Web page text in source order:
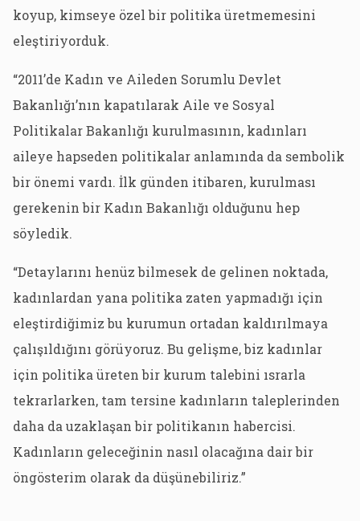
koyup, kimseye özel bir politika üretmemesini
eleştiriyorduk.
“2011’de Kadın ve Aileden Sorumlu Devlet
Bakanlığı’nın kapatılarak Aile ve Sosyal
Politikalar Bakanlığı kurulmasının, kadınları
aileye hapseden politikalar anlamında da sembolik
bir önemi vardı. İlk günden itibaren, kurulması
gerekenin bir Kadın Bakanlığı olduğunu hep
söyledik.
“Detaylarını henüz bilmesek de gelinen noktada,
kadınlardan yana politika zaten yapmadığı için
eleştirdiğimiz bu kurumun ortadan kaldırılmaya
çalışıldığını görüyoruz. Bu gelişme, biz kadınlar
için politika üreten bir kurum talebini ısrarla
tekrarlarken, tam tersine kadınların taleplerinden
daha da uzaklaşan bir politikanın habercisi.
Kadınların geleceğinin nasıl olacağına dair bir
öngösterim olarak da düşünebiliriz.”